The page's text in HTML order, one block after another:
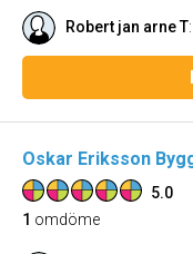
Robert jan arne T:
Oskar Eriksson
5.0
1 omdöme